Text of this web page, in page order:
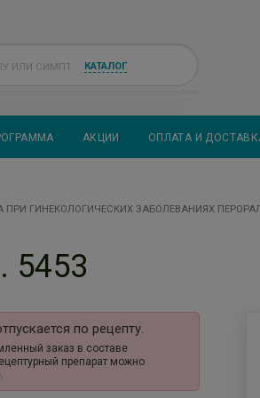
КАТАЛОГ
АКЦИИ ОПЛАТА И
ГИНЕКОЛОГИЧЕСКИХ ЗАБОЛЕВАНИЯХ
по рецепту.
заказ в составе
препарат можно